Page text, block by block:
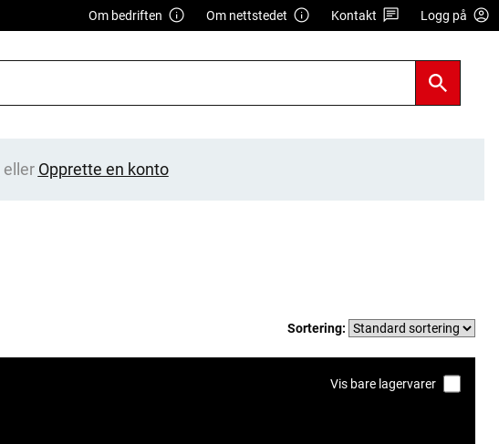
Om bedriften Om nettstedet Kontakt Logg på
eller Opprette en konto
Sortering:
Vis bare lagervarer